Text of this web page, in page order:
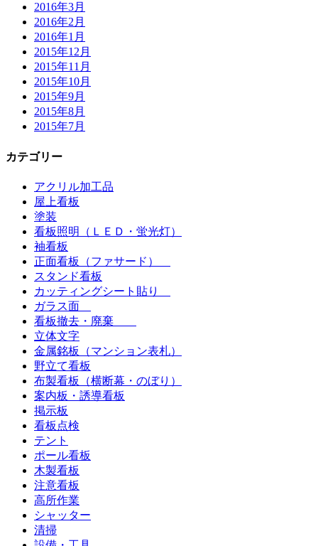
2016年3月
2016年2月
2016年1月
2015年12月
2015年11月
2015年10月
2015年9月
2015年8月
2015年7月
カテゴリー
アクリル加工品
屋上看板
塗装
看板照明（ＬＥＤ・蛍光灯）
袖看板
正面看板（ファサード）
スタンド看板
カッティングシート貼り
ガラス面
看板撤去・廃棄
立体文字
金属銘板（マンション表札）
野立て看板
布製看板（横断幕・のぼり）
案内板・誘導看板
掲示板
看板点検
テント
ポール看板
木製看板
注意看板
高所作業
シャッター
清掃